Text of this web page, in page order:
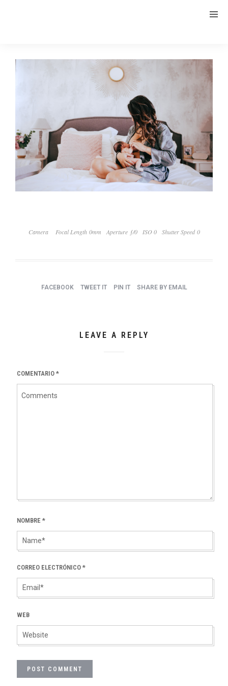
Camera Focal Length 0mm Aperture ƒ/0 ISO 0 Shutter Speed 0
FACEBOOK TWEET IT PIN IT SHARE BY EMAIL
LEAVE A REPLY
COMENTARIO *
NOMBRE *
CORREO ELECTRÓNICO *
WEB